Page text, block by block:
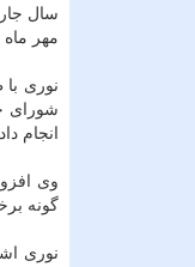
سال
مهر ماه
نوری
شورای
انجام
وی
گونه
نوری